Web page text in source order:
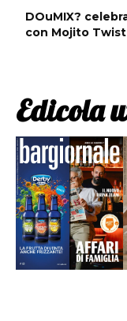
DOuMIX?
con Mojito Twist
Edicola